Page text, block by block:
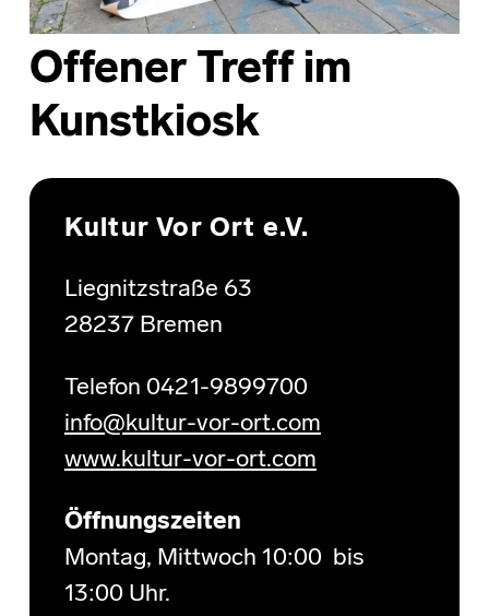
Offener Treff im
Kunstkiosk
Skip back to main navigation
Kultur Vor Ort e.V.
Liegnitzstraße 63
28237 Bremen
Telefon 0421-9899700
info@kultur-vor-ort.com
www.kultur-vor-ort.com
Öffnungszeiten
Montag, Mittwoch 10:00 bis
13:00 Uhr.